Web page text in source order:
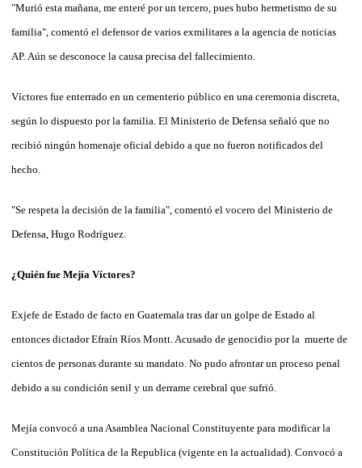
"Murió esta mañana, me enteré por un tercero, pues hubo hermetismo de su
familia", comentó el defensor de varios exmilitares a la agencia de noticias
AP. Aún se desconoce la causa precisa del fallecimiento.
Víctores fue enterrado en un cementerio público en una ceremonia discreta,
según lo dispuesto por la familia. El Ministerio de Defensa señaló que no
recibió ningún homenaje oficial debido a que no fueron notificados del
hecho.
"Se respeta la decisión de la familia", comentó el vocero del Ministerio de
Defensa, Hugo Rodríguez.
¿Quién fue Mejía Víctores?
Exjefe de Estado de facto en Guatemala tras dar un golpe de Estado al
entonces dictador Efraín Ríos Montt. Acusado de genocidio por la muerte de
cientos de personas durante su mandato. No pudo afrontar un proceso penal
debido a su condición senil y un derrame cerebral que sufrió.
Mejía convocó a una Asamblea Nacional Constituyente para modificar la
Constitución Política de la Republica (vigente en la actualidad). Convocó a